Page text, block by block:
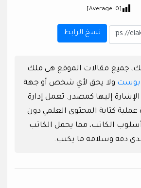
[Average:
0
]
نسخ الرابط
جميع مقالات الموقع هي ملك
بوست ولا يحق لأي شخص أو جهة
إليها كمصدر. تعمل إدارة
عملية كتابة المحتوى العلمي دون
الكاتب، مما يحمل الكاتب
دقة وسلامة ما يكتب.